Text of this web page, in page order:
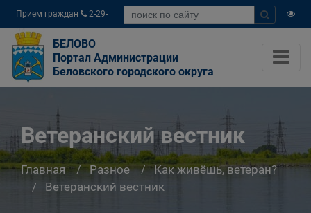
Прием граждан
2-29-
04
БЕЛОВО
Портал Администрации
Беловского городского округа
Ветеранский вестник
Главная Разное
Как живёшь, ветеран?
Ветеранский вестник